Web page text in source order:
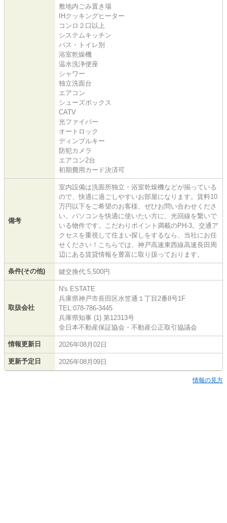
敷地内ごみ置き場
IHクッキングヒーター
コンロ２口以上
システムキッチン
バス・トイレ別
浴室乾燥機
温水洗浄便座
シャワー
独立洗面台
エアコン
シューズボックス
CATV
光ファイバー
オートロック
ディンプルキー
防犯カメラ
エアコン2台
初期費用カード決済可
備考
室内設備は洗面所独立・浴室乾燥機などが揃っている
ので、快適に過ごしやすいお部屋になります。賃料10
万円以下をご希望のお客様、ぜひお問い合わせくださ
い。パソコンを快適に使いたい方に、光回線を繋いで
いる物件です。こだわりポイント満載のPH-3。交通ア
クセスを重視して住まい探しをするなら、当社にお任
せください！こちらでは、神戸高速東西線高速長田周
辺にある賃貸情報を豊富に取り扱っております。
条件(その他) 鍵交換代:5,500円
取扱会社
N's ESTATE
兵庫県神戸市長田区水笠通１丁目2番8号1F
TEL:078-786-3445
兵庫県知事 (1) 第12313号
全日本不動産保証協会・不動産公正取引協議会
情報更新日 2026年08月02日
更新予定日 2026年08月09日
情報の見方